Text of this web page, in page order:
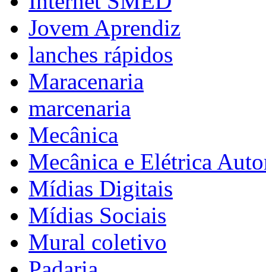
Jovem Aprendiz
lanches rápidos
Maracenaria
marcenaria
Mecânica
Mecânica e Elétrica
Mídias Digitais
Mídias Sociais
Mural coletivo